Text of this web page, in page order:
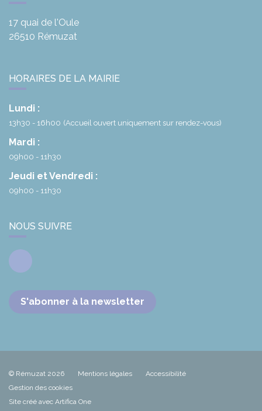
17 quai de l'Oule
26510 Rémuzat
HORAIRES DE LA MAIRIE
Lundi :
13h30 - 16h00 (Accueil ouvert uniquement sur rendez-vous)
Mardi :
09h00 - 11h30
Jeudi et Vendredi :
09h00 - 11h30
NOUS SUIVRE
Facebook
S'abonner à la newsletter
© Rémuzat 2026 Mentions légales
Accessibilité
Gestion des cookies
Site créé avec Artifica One